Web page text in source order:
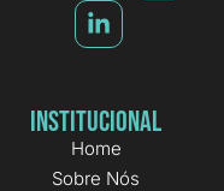
Institucional
Home
Sobre Nós